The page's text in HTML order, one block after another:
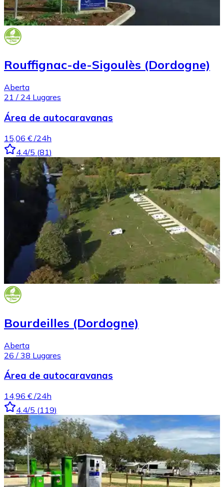
Rouffignac-de-Sigoulès (Dordogne)
Aberta
21 / 24 Lugares
Área de autocaravanas
15,06 € /24h
4.4/5 (81)
Bourdeilles (Dordogne)
Aberta
26 / 38 Lugares
Área de autocaravanas
14,96 € /24h
4.4/5 (119)